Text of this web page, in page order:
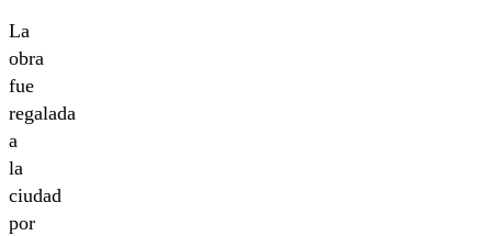
La
obra
fue
regalada
a
la
ciudad
por